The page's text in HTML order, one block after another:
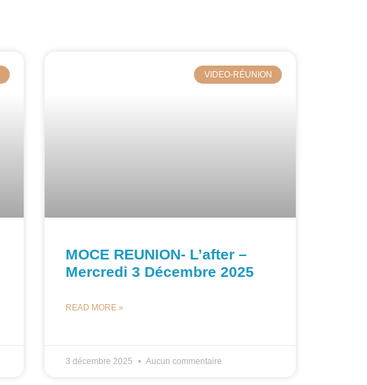
VIDEO-RÉUNION
MOCE REUNION- L’after –
Mercredi 3 Décembre 2025
READ MORE »
3 décembre 2025 Aucun commentaire